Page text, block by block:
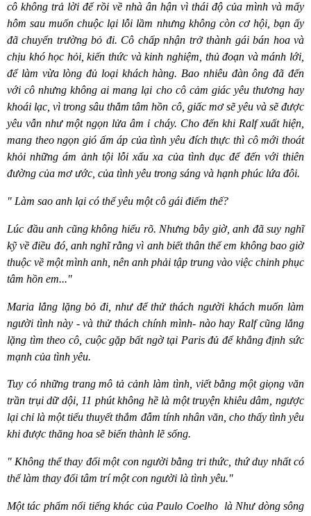
cô không trả lời để rồi về nhà ân hận vì thái độ của mình và mấy
hôm sau muốn chuộc lại lỗi lầm nhưng không còn cơ hội, bạn ấy
đã chuyển trường bỏ đi. Cô chấp nhận trở thành gái bán hoa và
chịu khó học hỏi, kiến thức và kinh nghiệm, thủ đoạn và mánh lới,
để làm vừa lòng đủ loại khách hàng. Bao nhiêu đàn ông đã đến
với cô nhưng không ai mang lại cho cô cảm giác yêu thương hay
khoái lạc, vì trong sâu thẳm tâm hồn cô, giấc mơ sẽ yêu và sẽ được
yêu vẫn như một ngọn lửa âm ỉ cháy. Cho đến khi Ralf xuất hiện,
mang theo ngọn gió ấm áp của tình yêu đích thực thì cô mới thoát
khỏi những ám ảnh tội lỗi xấu xa của tình dục để đến với thiên
đường của mơ ước, của tình yêu trong sáng và hạnh phúc lứa đôi.
" Làm sao anh lại có thể yêu một cô gái điếm thế?
Lúc đầu anh cũng không hiểu rõ. Nhưng bây giờ, anh đã suy nghĩ
kỹ về điều đó, anh nghĩ rằng vì anh biết thân thể em không bao giờ
thuộc về một mình anh, nên anh phải tập trung vào việc chinh phục
tâm hồn em..."
Maria lẳng lặng bỏ đi, như để thử thách người khách muốn làm
người tình này - và thử thách chính mình- nào hay Ralf cũng lẳng
lặng tìm theo cô, cuộc gặp bất ngờ tại Parisđủ để khẳng định sức
mạnh của tình yêu.
Tuy có những trang mô tả cảnh làm tình, viết bằng một giọng văn
trần trụi dữ dội, 11 phút không hề là một truyện khiêu dâm, ngược
lại chỉ là một tiểu thuyết thắm đẫm tính nhân văn, cho thấy tình yêu
khi được thăng hoa sẽ biến thành lẽ sống.
" Không thể thay đổi một con người bằng tri thức, thứ duy nhất có
thể làm thay đổi tâm trí một con người là tình yêu."
Một tác phẩm nổi tiếng khác của Paulo Coelho
là Như dòng sông